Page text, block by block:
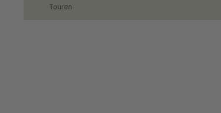
Touren